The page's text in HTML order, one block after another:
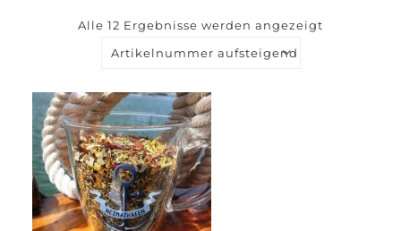
Alle 12 Ergebnisse werden angezeigt
Artikelnummer aufsteigend